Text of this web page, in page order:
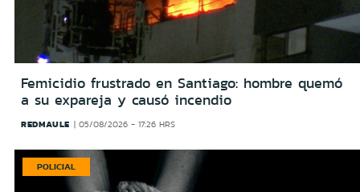
Femicidio frustrado en Santiago: hombre quemó
a su expareja y causó incendio
REDMAULE 05/08/2026 - 17:26 HRS
POLICIAL